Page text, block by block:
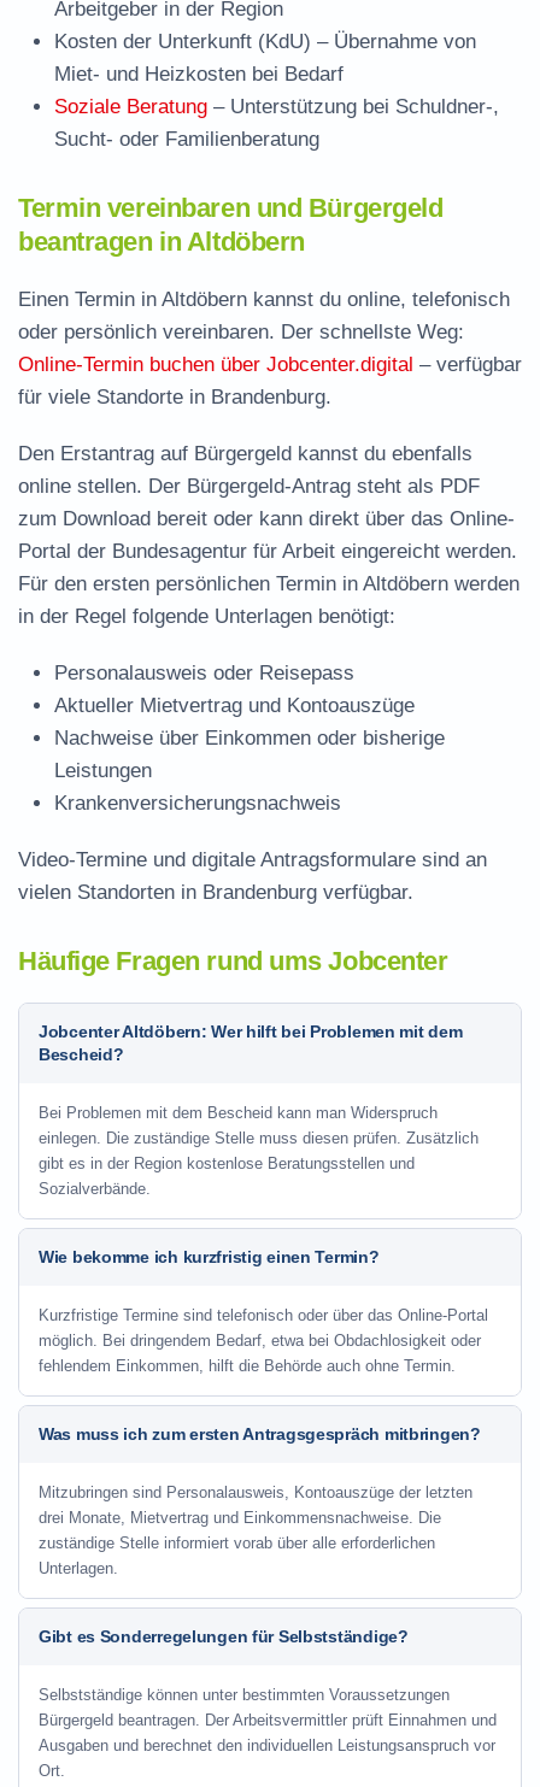
Arbeitgeber in der Region
Kosten der Unterkunft (KdU) – Übernahme von
Miet- und Heizkosten bei Bedarf
Soziale Beratung – Unterstützung bei Schuldner-,
Sucht- oder Familienberatung
Termin vereinbaren und Bürgergeld
beantragen in Altdöbern
Einen Termin in Altdöbern kannst du online, telefonisch
oder persönlich vereinbaren. Der schnellste Weg:
Online-Termin buchen über Jobcenter.digital – verfügbar
für viele Standorte in Brandenburg.
Den Erstantrag auf Bürgergeld kannst du ebenfalls
online stellen. Der Bürgergeld-Antrag steht als PDF
zum Download bereit oder kann direkt über das Online-
Portal der Bundesagentur für Arbeit eingereicht werden.
Für den ersten persönlichen Termin in Altdöbern werden
in der Regel folgende Unterlagen benötigt:
Personalausweis oder Reisepass
Aktueller Mietvertrag und Kontoauszüge
Nachweise über Einkommen oder bisherige
Leistungen
Krankenversicherungsnachweis
Video-Termine und digitale Antragsformulare sind an
vielen Standorten in Brandenburg verfügbar.
Häufige Fragen rund ums Jobcenter
Jobcenter Altdöbern: Wer hilft bei Problemen mit dem
Bescheid?
Bei Problemen mit dem Bescheid kann man Widerspruch
einlegen. Die zuständige Stelle muss diesen prüfen. Zusätzlich
gibt es in der Region kostenlose Beratungsstellen und
Sozialverbände.
Wie bekomme ich kurzfristig einen Termin?
Kurzfristige Termine sind telefonisch oder über das Online-Portal
möglich. Bei dringendem Bedarf, etwa bei Obdachlosigkeit oder
fehlendem Einkommen, hilft die Behörde auch ohne Termin.
Was muss ich zum ersten Antragsgespräch mitbringen?
Mitzubringen sind Personalausweis, Kontoauszüge der letzten
drei Monate, Mietvertrag und Einkommensnachweise. Die
zuständige Stelle informiert vorab über alle erforderlichen
Unterlagen.
Gibt es Sonderregelungen für Selbstständige?
Selbstständige können unter bestimmten Voraussetzungen
Bürgergeld beantragen. Der Arbeitsvermittler prüft Einnahmen und
Ausgaben und berechnet den individuellen Leistungsanspruch vor
Ort.